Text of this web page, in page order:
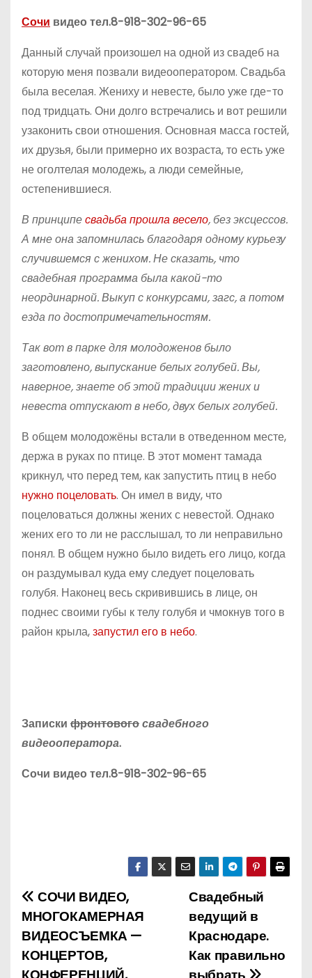
Сочи видео тел.8-918-302-96-65
Данный случай произошел на одной из свадеб на
которую меня позвали видеооператором. Свадьба
была веселая. Жениху и невесте, было уже где-то
под тридцать. Они долго встречались и вот решили
узаконить свои отношения. Основная масса гостей,
их друзья, были примерно их возраста, то есть уже
не оголтелая молодежь, а люди семейные,
остепенившиеся.
В принципесвадьба прошла весело, без эксцессов.
А мне она запомнилась благодаря одному курьезу
случившемся с женихом. Не сказать, что
свадебная программа была какой-то
неординарной. Выкуп с конкурсами, загс, а потом
езда по достопримечательностям.
Так вот в парке для молодоженов было
заготовлено, выпускание белых голубей. Вы,
наверное, знаете об этой традиции жених и
невеста отпускают в небо, двух белых голубей.
В общем молодожёны встали в отведенном месте,
держа в руках по птице. В этот момент тамада
крикнул, что перед тем, как запустить птиц в небо
нужно поцеловать. Он имел в виду, что
поцеловаться должны жених с невестой. Однако
жених его то ли не расслышал, то ли неправильно
понял. В общем нужно было видеть его лицо, когда
он раздумывал куда ему следует поцеловать
голубя. Наконец весь скривившись в лице, он
поднес своими губы к телу голубя и чмокнув того в
район крыла,запустил его в небо.
Записки фронтовогосвадебного
видеооператора.
Сочи видео тел.8-918-302-96-65
Н
а
в
Свадебный
ведущий в
Краснодаре.
Как правильно
СОЧИ ВИДЕО,
МНОГОКАМЕРНАЯ
ВИДЕОСЪЕМКА —
КОНЦЕРТОВ,